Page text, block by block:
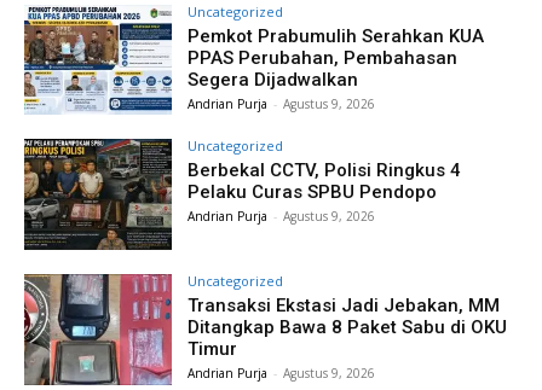
Uncategorized
Pemkot Prabumulih Serahkan KUA
PPAS Perubahan, Pembahasan
Segera Dijadwalkan
Andrian Purja - Agustus 9, 2026
Uncategorized
Berbekal CCTV, Polisi Ringkus 4
Pelaku Curas SPBU Pendopo
Andrian Purja - Agustus 9, 2026
Uncategorized
Transaksi Ekstasi Jadi Jebakan, MM
Ditangkap Bawa 8 Paket Sabu di OKU
Timur
Andrian Purja - Agustus 9, 2026